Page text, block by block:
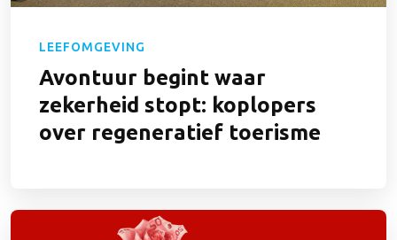
LEEFOMGEVING
Avontuur begint waar
zekerheid stopt: koplopers
over regeneratief toerisme